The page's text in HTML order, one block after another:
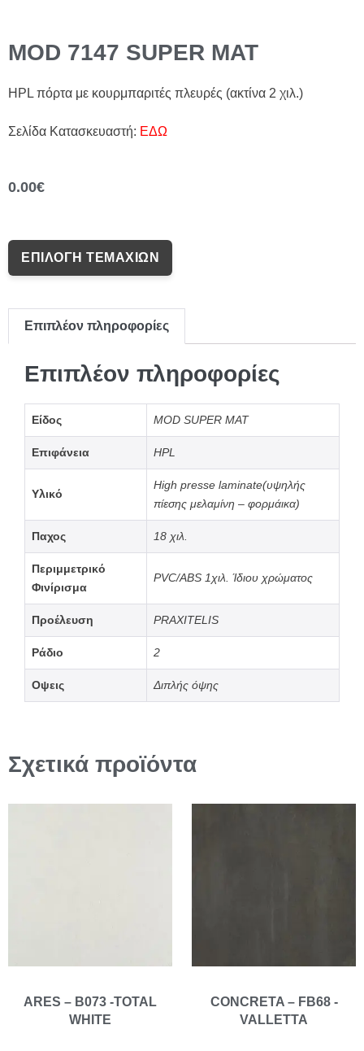
MOD 7147 SUPER MAT
HPL πόρτα με κουρμπαριτές πλευρές (ακτίνα 2 χιλ.)
Σελίδα Κατασκευαστή: ΕΔΩ
0.00€
ΕΠΙΛΟΓΉ ΤΕΜΑΧΊΩΝ
Επιπλέον πληροφορίες
Επιπλέον πληροφορίες
Είδος MOD SUPER MAT
Επιφάνεια HPL
Υλικό
High presse laminate(υψηλής
πίεσης μελαμίνη – φορμάικα)
Παχος 18 χιλ.
Περιμμετρικό
Φινίρισμα
PVC/ABS 1χιλ. Ίδιου χρώματος
Προέλευση PRAXITELIS
Ράδιο 2
Οψεις Διπλής όψης
Σχετικά προϊόντα
ARES – B073 -TOTAL
WHITE
CONCRETA – FB68 -
VALLETTA